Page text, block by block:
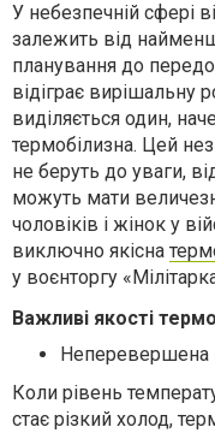
У небезпечній сфері
залежить від
планування до
відіграє вирішальну
виділяється один,
термобілизна. Цей
не беруть до уваги,
можуть мати
чоловіків і жінок у
виключно якісна
у воєнторгу
Важливі якості
Неперевершена
Коли рівень
стає різкий холод,